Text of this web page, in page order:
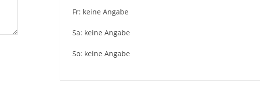
Fr: keine Angabe
Sa: keine Angabe
So: keine Angabe